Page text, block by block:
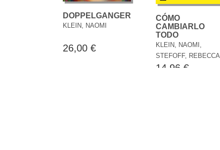
DOPPELGANGER
KLEIN, NAOMI
26,00 €
CÓMO
CAMBIARLO
TODO
KLEIN, NAOMI,
STEFOFF, REBECCA
14,96 €